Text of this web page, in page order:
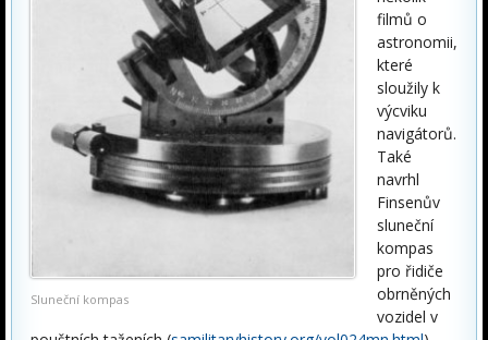
Sluneční kompas
filmů o
astronomii,
které
sloužily k
výcviku
navigátorů.
Také
navrhl
Finsenův
sluneční
kompas
pro řidiče
obrněných
vozidel v